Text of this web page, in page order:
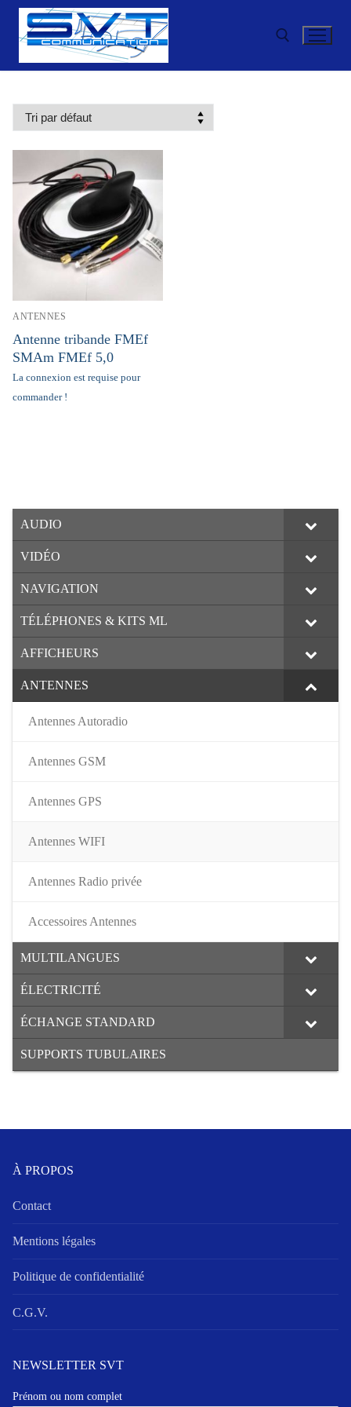
Aller
contenu
ANTENNES
Antenne tribande FMEf
SMAm FMEf 5,0
La connexion est requise pour
commander !
AUDIO
VIDÉO
NAVIGATION
TÉLÉPHONES & KITS ML
AFFICHEURS
ANTENNES
Antennes Autoradio
Antennes GSM
Antennes GPS
Antennes WIFI
Antennes Radio privée
Accessoires Antennes
MULTILANGUES
ÉLECTRICITÉ
ÉCHANGE STANDARD
SUPPORTS TUBULAIRES
À PROPOS
Contact
Mentions légales
Politique de confidentialité
C.G.V.
NEWSLETTER SVT
Prénom ou nom complet